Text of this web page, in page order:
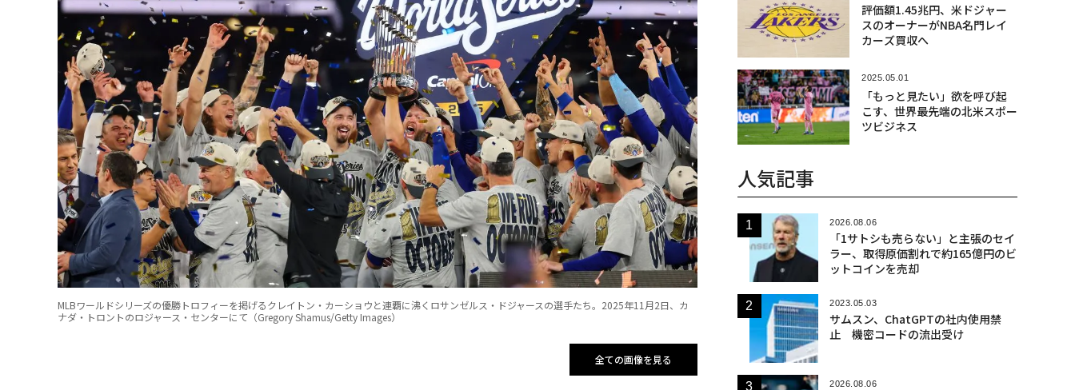
MLBワールドシリーズの優勝トロフィーを掲げるクレイトン・カーショウと連覇に沸くロサンゼルス・ドジャースの選手たち。2025年11月2日、カ
ナダ・トロントのロジャース・センターにて（Gregory Shamus/Getty Images）
全ての画像を見る
評価額1.45兆円、米ドジャー
スのオーナーがNBA名門レイ
カーズ買収へ
2025.05.01
「もっと見たい」欲を呼び起
こす、世界最先端の北米スポー
ツビジネス
人気記事
2026.08.06
「1サトシも売らない」と主張のセイ
ラー、取得原価割れで約165億円のビ
ットコインを売却
2023.05.03
サムスン、ChatGPTの社内使用禁
止 機密コードの流出受け
2026.08.06